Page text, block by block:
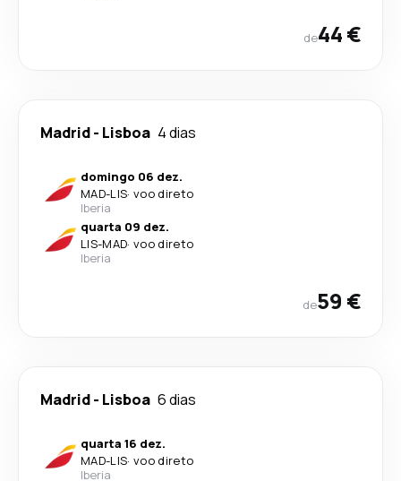
de44 €
Madrid- Lisboa 4 dias
domingo 06 dez.
MAD-LIS· voo direto
Iberia
quarta 09 dez.
LIS-MAD· voo direto
Iberia
de59 €
Madrid- Lisboa 6 dias
quarta 16 dez.
MAD-LIS· voo direto
Iberia